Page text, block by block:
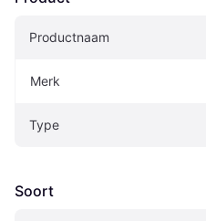
Productnaam
Merk
Type
Soort